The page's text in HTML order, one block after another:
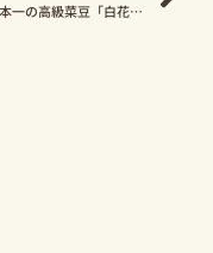
生産量日本一の高級菜豆「白花豆」、栽培に欠かせない作業とは？